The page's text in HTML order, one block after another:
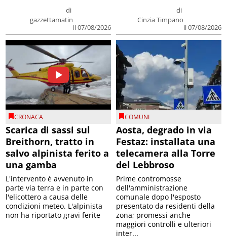
di
gazzettamatin
il 07/08/2026
di
Cinzia Timpano
il 07/08/2026
CRONACA
Scarica di sassi sul
Breithorn, tratto in
salvo alpinista ferito a
una gamba
L'intervento è avvenuto in
parte via terra e in parte con
l'elicottero a causa delle
condizioni meteo. L'alpinista
non ha riportato gravi ferite
COMUNI
Aosta, degrado in via
Festaz: installata una
telecamera alla Torre
del Lebbroso
Prime contromosse
dell'amministrazione
comunale dopo l'esposto
presentato da residenti della
zona; promessi anche
maggiori controlli e ulteriori
inter...